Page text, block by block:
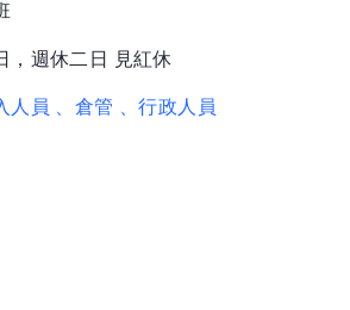
，週休二日 見紅休
人員 、倉管 、行政人員